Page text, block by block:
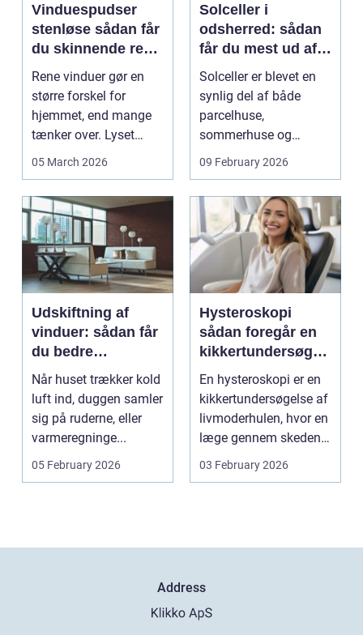
Vinduespudser
stenløse sådan får
du skinnende rene
ruder året rundt
Rene vinduer gør en
større forskel for
hjemmet, end mange
tænker over. Lyset
falder anderledes ind,
05 March 2026
Solceller i
odsherred: sådan
får du mest ud af
solen
Solceller er blevet en
synlig del af både
parcelhuse,
sommerhuse og
mindre erhverv i
Odsherred. Mang...
09 February 2026
Udskiftning af
vinduer: sådan får
du bedre
indeklima og
lavere
varmeregning
Når huset trækker kold
luft ind, duggen samler
sig på ruderne, eller
varmeregninge...
05 February 2026
Hysteroskopi
sådan foregår en
kikkertundersøgel
se af livmoderen
En hysteroskopi er en
kikkertundersøgelse af
livmoderhulen, hvor en
læge gennem skeden
og livmoderha...
03 February 2026
Address